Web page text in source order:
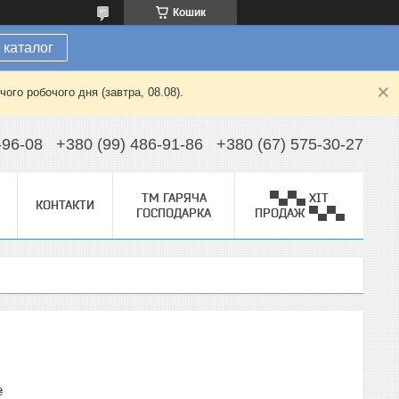
Кошик
робочого дня (завтра, 08.08).
08 +380 (99) 486-91-86 +380 (67) 575-30-27
КОНТАКТИ
ТМ ГАРЯЧА
ГОСПОДАРКА
▀▄▀▄ ХІТ
ПРОДАЖ ▀▄▀▄